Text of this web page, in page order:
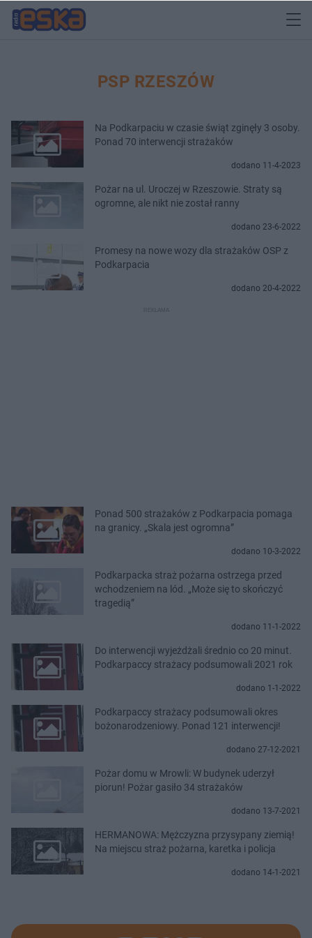
PSP RZESZÓW
Na Podkarpaciu w czasie świąt zginęły 3 osoby.
Ponad 70 interwencji strażaków
dodano 11-4-2023
Pożar na ul. Uroczej w Rzeszowie. Straty są
ogromne, ale nikt nie został ranny
dodano 23-6-2022
Promesy na nowe wozy dla strażaków OSP z
Podkarpacia
dodano 20-4-2022
Ponad 500 strażaków z Podkarpacia pomaga
na granicy. „Skala jest ogromna”
dodano 10-3-2022
Podkarpacka straż pożarna ostrzega przed
wchodzeniem na lód. „Może się to skończyć
tragedią”
dodano 11-1-2022
Do interwencji wyjeżdżali średnio co 20 minut.
Podkarpaccy strażacy podsumowali 2021 rok
dodano 1-1-2022
Podkarpaccy strażacy podsumowali okres
bożonarodzeniowy. Ponad 121 interwencji!
dodano 27-12-2021
Pożar domu w Mrowli: W budynek uderzył
piorun! Pożar gasiło 34 strażaków
dodano 13-7-2021
HERMANOWA: Mężczyzna przysypany ziemią!
Na miejscu straż pożarna, karetka i policja
dodano 14-1-2021